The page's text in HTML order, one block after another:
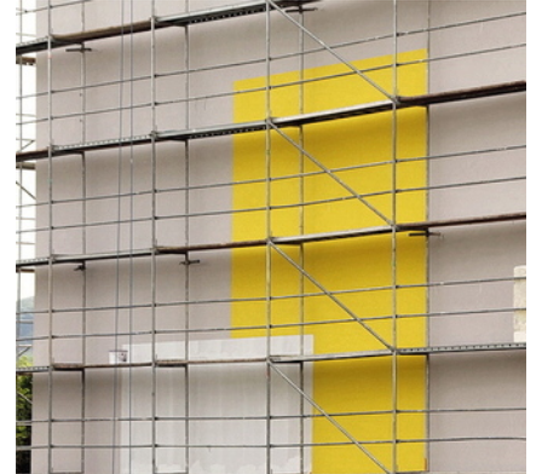
zátišie africká Čičmany čriepky dokument
hrnček konár les lietadlo
lichôtka-pre-mužov makro plagát Poprad
rušeň sneh spomienka šport starostlivosť
tráva údržba večer veci-okolo-nás vlak
voda zima zrkadlenie